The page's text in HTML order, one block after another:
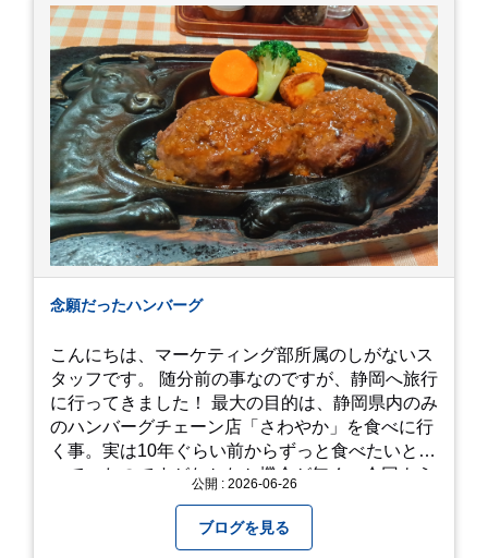
念願だったハンバーグ
こんにちは、マーケティング部所属のしがないス
タッフです。 随分前の事なのですが、静岡へ旅行
に行ってきました！ 最大の目的は、静岡県内のみ
のハンバーグチェーン店「さわやか」を食べに行
く事。実は10年ぐらい前からずっと食べたいと思
っていたのですがなかなか機会が無く、今回よう
って待機する事になったのですが、、10時頃にも
らった整理券で、お店に入れるのは12時過ぎ頃で
公開 : 2026-06-26
ブログを見る